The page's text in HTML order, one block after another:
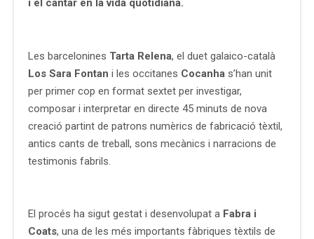
i el cantar en la vida quotidiana.
Les barcelonines Tarta Relena, el duet galaico-català
Los Sara Fontan i les occitanes Cocanha s’han unit
per primer cop en format sextet per investigar,
composar i interpretar en directe 45 minuts de nova
creació partint de patrons numèrics de fabricació tèxtil,
antics cants de treball, sons mecànics i narracions de
testimonis fabrils.
El procés ha sigut gestat i desenvolupat a Fabra i
Coats, una de les més importants fàbriques tèxtils de